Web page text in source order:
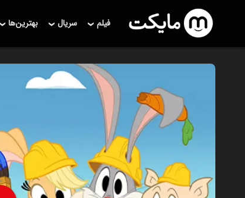
فیلم سریال بهترین‌ها